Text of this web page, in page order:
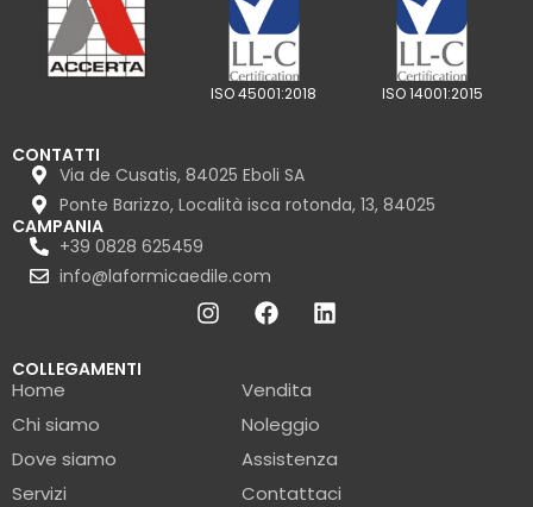
ISO 45001:2018 ISO 14001:2015
CONTATTI
Via de Cusatis, 84025 Eboli SA
Ponte Barizzo, Località isca rotonda, 13, 84025
CAMPANIA
+39 0828 625459
info@laformicaedile.com
COLLEGAMENTI
Home
Chi siamo
Dove siamo
Servizi
Vendita
Noleggio
Assistenza
Contattaci